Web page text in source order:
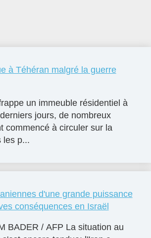
à Téhéran malgré la guerre
un immeuble résidentiel à
jours, de nombreux
commencé à circuler sur la
les p...
d'une grande puissance
conséquences en Israël
BADER / AFP La situation au